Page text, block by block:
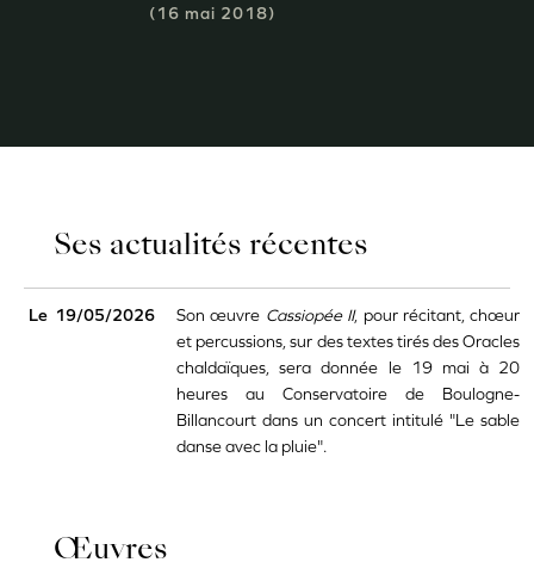
(16 mai 2018)
Ses actualités récentes
Le 19/05/2026 Son œuvre Cassiopée II, pour récitant, chœur
et percussions, sur des textes tirés des Oracles
chaldaïques, sera donnée le 19 mai à 20
heures au Conservatoire de Boulogne-
Billancourt dans un concert intitulé "Le sable
danse avec la pluie".
Œuvres